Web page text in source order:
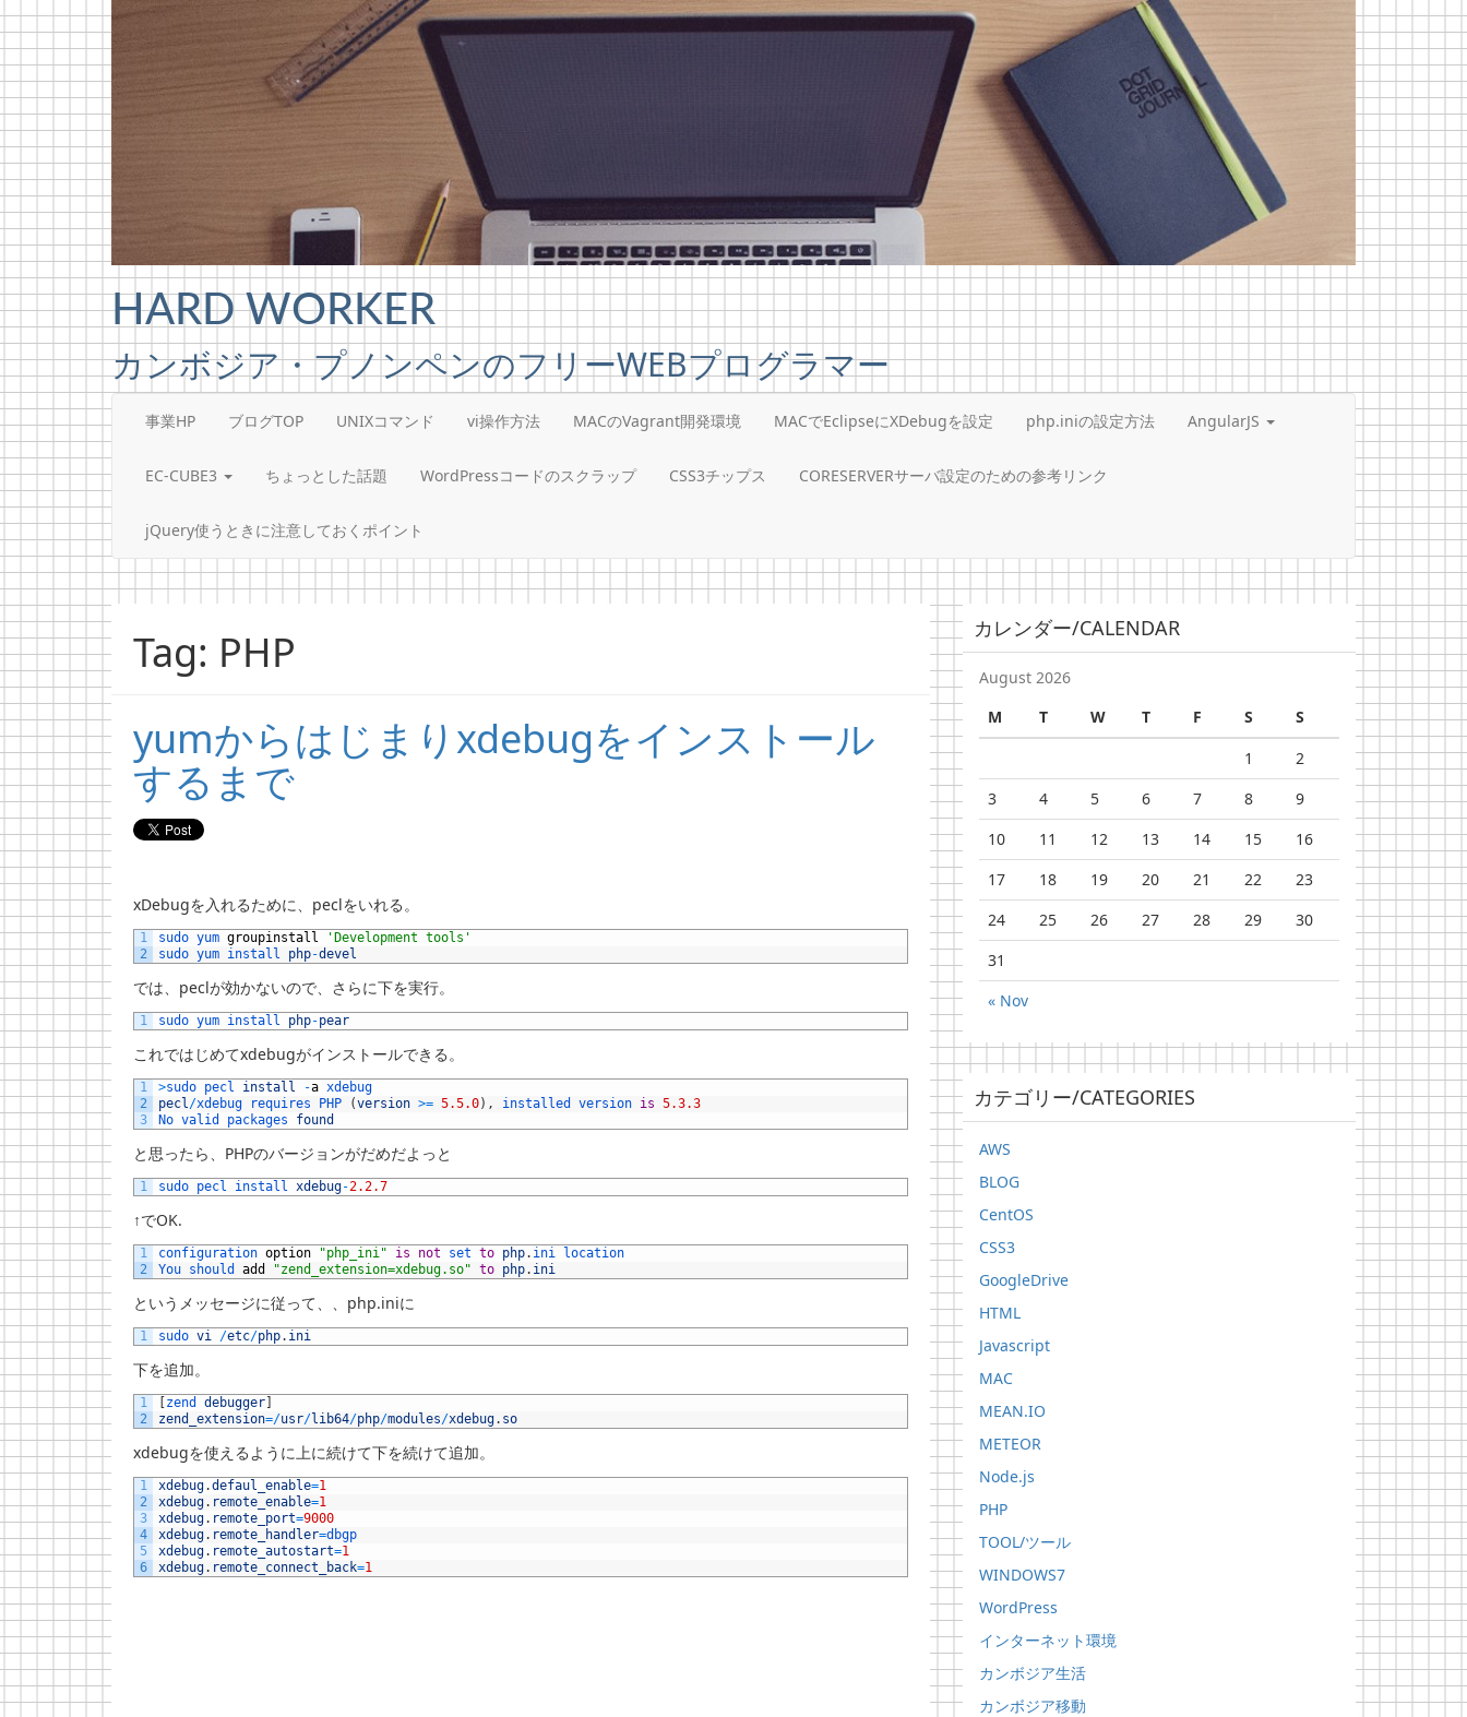
Skip to content
HARD WORKER
カンボジア・プノンペンのフリーWEBプログラマー
事業HP ブログTOP UNIXコマンド vi操作方法 MACのVagrant開発環境 MACでEclipseにXDebugを設定 php.iniの設定方法 AngularJS
EC-CUBE3 ちょっとした話題 WordPressコードのスクラップ CSS3チップス CORESERVERサーバ設定のための参考リンク
jQuery使うときに注意しておくポイント
Tag: PHP
yumからはじまりxdebugをインストール
するまで
xDebugを入れるために、peclをいれる。
1
2
sudo yum groupinstall
'Development tools'
sudo yum install php-devel
では、peclが効かないので、さらに下を実行。
1 sudo yum install php-pear
これではじめてxdebugがインストールできる。
1
2
3
>sudo pecl install -a xdebug
pecl /xdebug requires PHP (version >= 5.5.0) , installed version is 5.3.3
No valid packages found
と思ったら、PHPのバージョンがだめだよっと
1 sudo pecl install xdebug-2.2.7
↑でOK.
1
2
configuration option "php_ini" is not set to php. ini location
You should add "zend_extension=xdebug.so" to php. ini
というメッセージに従って、、php.iniに
1 sudo vi /etc/php. ini
下を追加。
1
2
[zend debugger]
zend_extension=/usr/lib64/php/modules/xdebug. so
xdebugを使えるように上に続けて下を続けて追加。
1
2
3
4
5
6
xdebug.defaul_enable=1
xdebug. remote_enable=1
xdebug. remote_port=9000
xdebug. remote_handler=dbgp
xdebug. remote_autostart=1
xdebug. remote_connect_back=1
カレンダー/CALENDAR
August 2026
M
T W T F S S
« Nov
1
2
3
4 5 6 7 8
9
10
11 12 13 14 15
16
17
18 19 20 21 22
23
24
25 26 27 28 29
30
31
カテゴリー/CATEGORIES
AWS
BLOG
CentOS
CSS3
GoogleDrive
HTML
Javascript
MAC
MEAN.IO
METEOR
Node.js
PHP
TOOL/ツール
WINDOWS7
WordPress
インターネット環境
カンボジア生活
カンボジア移動